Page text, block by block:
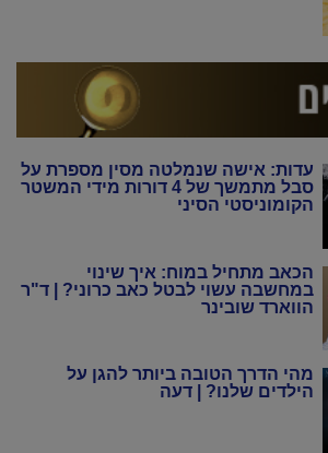
עדות: אישה שנמלטה מסין מספרת על
סבל מתמשך של 4 דורות מידי המשטר
הקומוניסטי הסיני
הכאב מתחיל במוח: איך שינוי
במחשבה עשוי לבטל כאב כרוני? | ד"ר
הווארד שובינר
מהי הדרך הטובה ביותר להגן על
הילדים שלנו? | דעה